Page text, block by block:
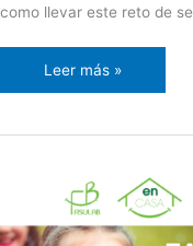
como llevar este reto de
Leer más »
Talleres
lenguaje: